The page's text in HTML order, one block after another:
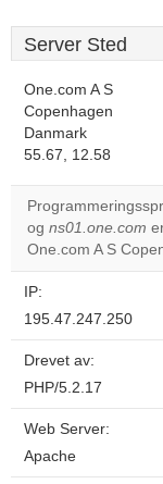
Server Sted
One.com A S
Copenhagen
Danmark
55.67, 12.58
og ns01.one.com
One.com A S
IP:
195.47.247.250
Drevet av:
PHP/5.2.17
Web Server:
Apache